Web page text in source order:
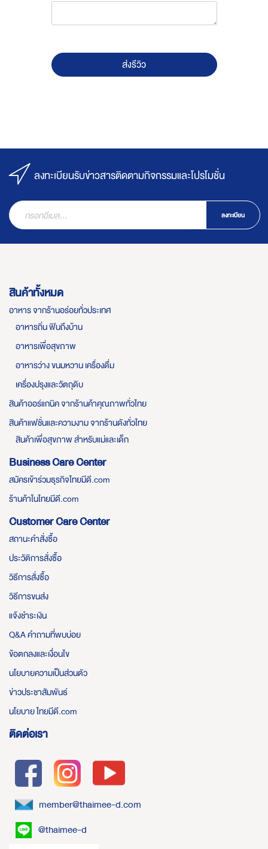
ส่งรีวิว
ลงทะเบียนรับข่าวสารติดตามกิจกรรมและโปรโมชั่น
ลงทะเบียน
สินค้าทั้งหมด
อาหาร จากร้านอร่อยทั่วประเทศ
อาหารถิ่น ฟินถึงบ้าน
อาหารเพื่อสุขภาพ
อาหารว่าง ขนมหวาน เครื่องดื่ม
เครื่องปรุงและวัตถุดิบ
สินค้าออร์แกนิค จากร้านค้าคุณภาพทั่วไทย
สินค้าแฟชั่นและความงาม จากร้านดังทั่วไทย
สินค้าเพื่อสุขภาพ สำหรับแม่และเด็ก
Business Care Center
สมัครเข้าร่วมธุรกิจไทยมีดี.com
ร้านค้าในไทยมีดี.com
Customer Care Center
สถานะคำสั่งซื้อ
ประวัติการสั่งซื้อ
วิธีการสั่งซื้อ
วิธีการขนส่ง
แจ้งชำระเงิน
Q&A คำถามที่พบบ่อย
ข้อตกลงและเงื่อนไข
นโยบายความเป็นส่วนตัว
ข่าวประชาสัมพันธ์
นโยบาย ไทยมีดี.com
ติดต่อเรา
member@thaimee-d.com
@thaimee-d